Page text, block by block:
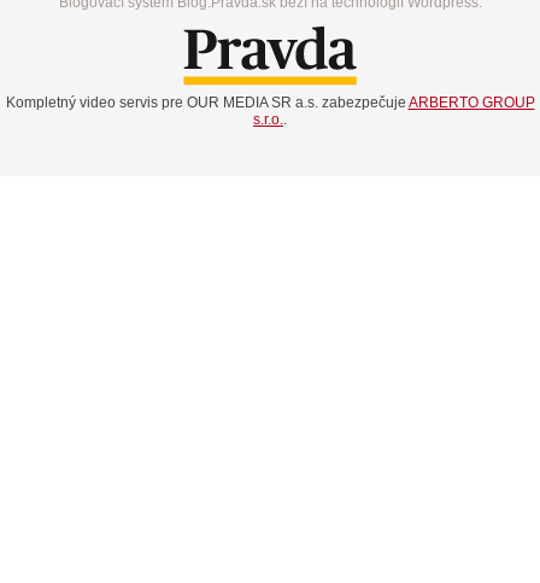
Kompletný video servis pre OUR MEDIA SR a.s. zabezpečuje ARBERTO GROUP
s.r.o..